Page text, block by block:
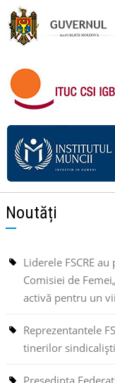
Noutăți
Liderele FSCRE
Comisiei de
activă pentru un
Reprezentantele
tinerilor
Președinta